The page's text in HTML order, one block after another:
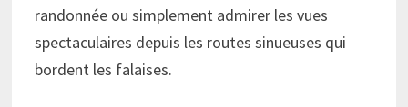
randonnée ou simplement admirer les vues
spectaculaires depuis les routes sinueuses qui
bordent les falaises.